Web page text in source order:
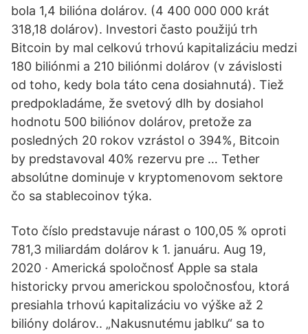
bola 1,4 bilióna dolárov. (4 400 000 000 krát
318,18 dolárov). Investori často použijú trh
Bitcoin by mal celkovú trhovú kapitalizáciu medzi
180 biliónmi a 210 biliónmi dolárov (v závislosti
od toho, kedy bola táto cena dosiahnutá). Tiež
predpokladáme, že svetový dlh by dosiahol
hodnotu 500 biliónov dolárov, pretože za
posledných 20 rokov vzrástol o 394%, Bitcoin
by predstavoval 40% rezervu pre … Tether
absolútne dominuje v kryptomenovom sektore
čo sa stablecoinov týka.
Toto číslo predstavuje nárast o 100,05 % oproti
781,3 miliardám dolárov k 1. januáru. Aug 19,
2020 · Americká spoločnosť Apple sa stala
historicky prvou americkou spoločnosťou, ktorá
presiahla trhovú kapitalizáciu vo výške až 2
bilióny dolárov.. „Nakusnutému jablku“ sa to